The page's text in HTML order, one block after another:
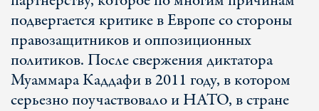
подвергается критике в Европе со стороны
правозащитников и оппозиционных
политиков. После свержения диктатора
Муаммара Каддафи в 2011 году, в котором
серьезно поучаствовало и НАТО, в стране